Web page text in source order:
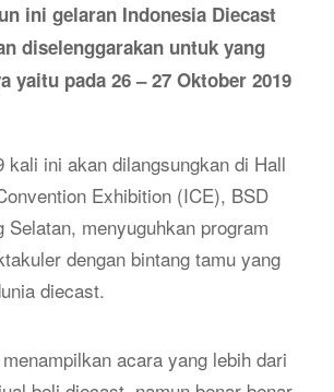
ini gelaran Indonesia Diecast
diselenggarakan untuk yang
yaitu pada 26 – 27 Oktober 2019
kali ini akan dilangsungkan di Hall
Exhibition (ICE), BSD
Selatan, menyuguhkan program
dengan bintang tamu yang
diecast.
acara yang lebih dari